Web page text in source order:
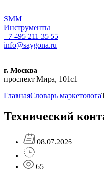
SMM
Инструменты
+7 495 211 35 55
info@saygona.ru
г. Москва
проспект Мира, 101с1
ГлавнаяСловарь маркетолога
Технический
08.07.2026
65